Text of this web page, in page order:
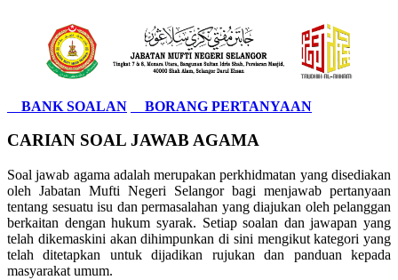
BANK SOALAN BORANG PERTANYAAN
CARIAN SOAL JAWAB AGAMA
Soal jawab agama adalah merupakan perkhidmatan yang disediakan
oleh Jabatan Mufti Negeri Selangor bagi menjawab pertanyaan
tentang sesuatu isu dan permasalahan yang diajukan oleh pelanggan
berkaitan dengan hukum syarak. Setiap soalan dan jawapan yang
telah dikemaskini akan dihimpunkan di sini mengikut kategori yang
telah ditetapkan untuk dijadikan rujukan dan panduan kepada
masyarakat umum.